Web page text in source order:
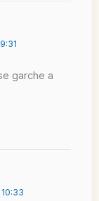
garche a